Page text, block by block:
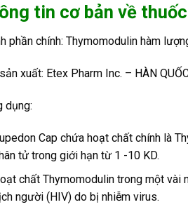
tin cơ bản về
phần chính: Thymomodulin hàm
xuất: Etex Pharm Inc. – HÀN
dụng:
Cap chứa hoạt chất chính là
tử trong giới hạn từ 1 -10 KD.
chất Thymomodulin trong một vài
người (HIV) do bị nhiễm virus.